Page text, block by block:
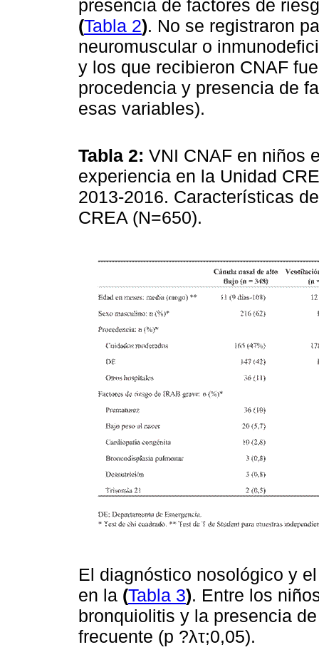
presencia de factores de
(Tabla 2). No se registraron
neuromuscular o
y los que recibieron CNAF
procedencia y presencia de
esas variables).
Tabla 2: VNI CNAF en niños
experiencia en la Unidad
2013-2016. Características
CREA (N=650).
El diagnóstico nosológico y
en la (Tabla 3). Entre los
bronquiolitis y la presencia
frecuente (p ?λτ;0,05).